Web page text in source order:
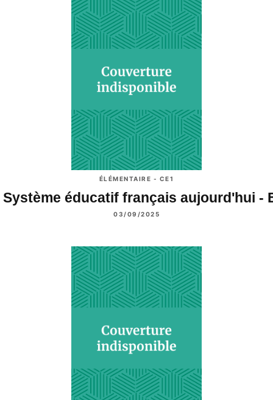
ÉLÉMENTAIRE - CE1
Système éducatif français aujourd'hui -
03/09/2025